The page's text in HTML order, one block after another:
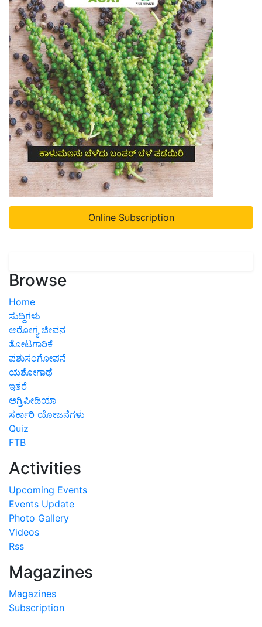
Online Subscription
Browse
Home
ಸುದ್ದಿಗಳು
ಆರೋಗ್ಯ ಜೀವನ
ತೋಟಗಾರಿಕೆ
ಪಶುಸಂಗೋಪನೆ
ಯಶೋಗಾಥೆ
ಇತರೆ
ಅಗ್ರಿಪೀಡಿಯಾ
ಸರ್ಕಾರಿ ಯೋಜನೆಗಳು
Quiz
FTB
Activities
Upcoming Events
Events Update
Photo Gallery
Videos
Rss
Magazines
Magazines
Subscription